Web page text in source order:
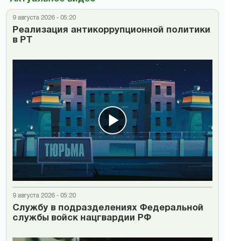
9 августа 2026 - 05:20
Реализация антикоррупционной политики
в РТ
9 августа 2026 - 05:20
Cлужбу в подразделениях Федеральной
службы войск нацгвардии РФ